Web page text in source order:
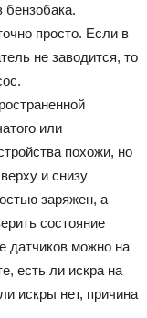
просто. Если в
не заводится, то
или
похожи, но
и снизу
заряжен, а
состояние
датчиков можно на
есть ли искра на
искры нет, причина